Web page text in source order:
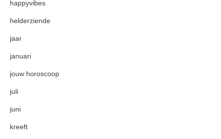
happyvibes
helderziende
jaar
januari
jouw horoscoop
juli
juni
kreeft